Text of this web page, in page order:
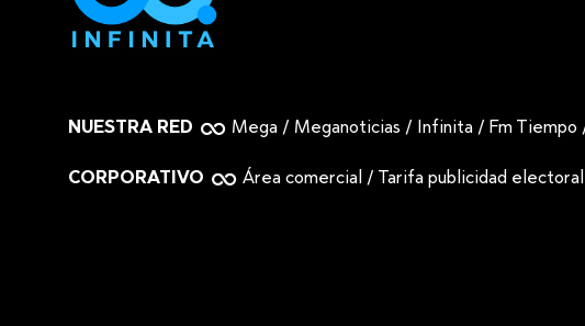
NUESTRA RED Mega / Meganoticias / Infinita / Fm Tiempo
CORPORATIVO Área comercial / Tarifa publicidad electoral